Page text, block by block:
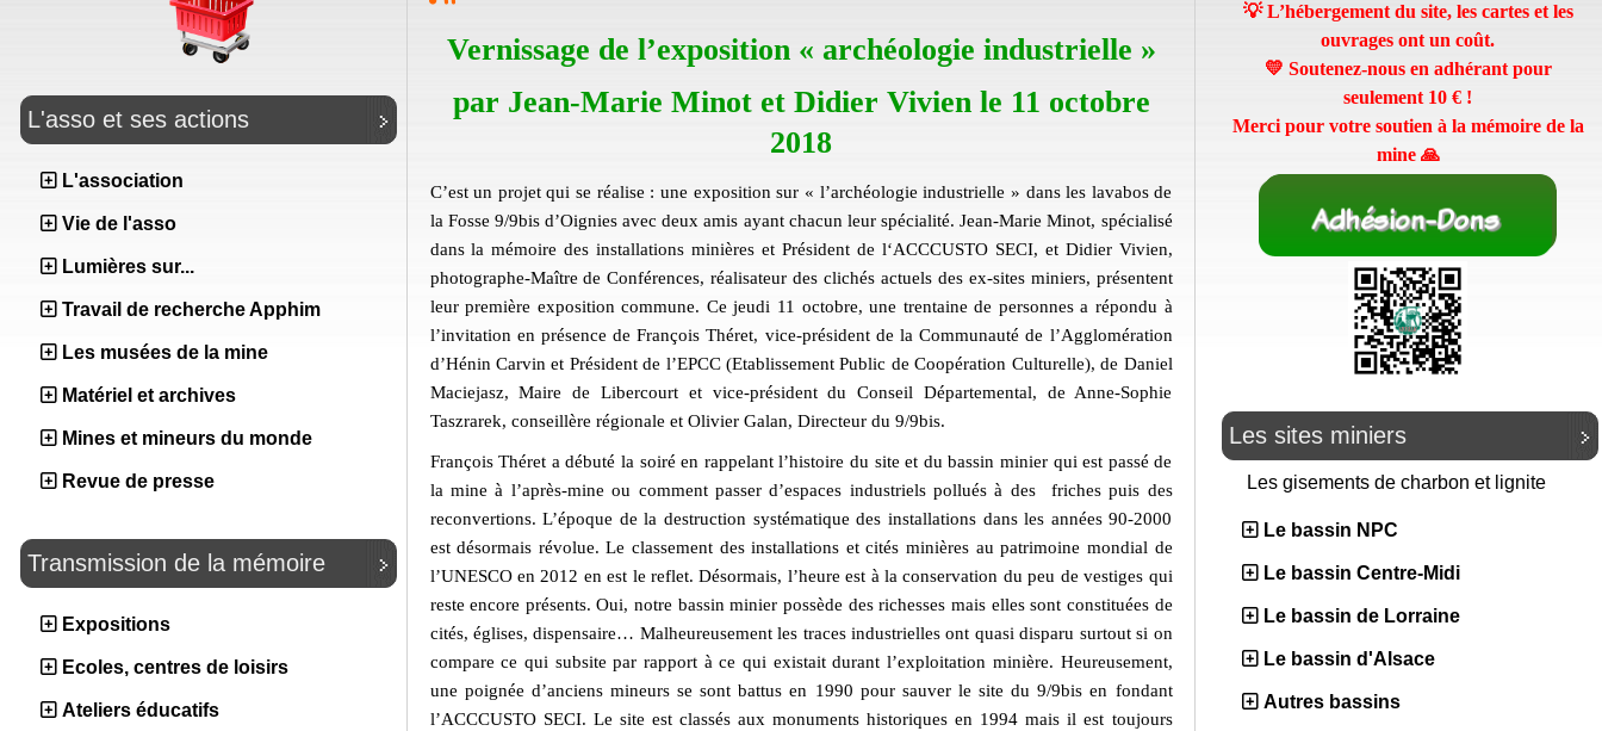
L'asso et ses actions
L'association
Vie de l'asso
Lumières sur...
Travail de recherche Apphim
Les musées de la mine
Matériel et archives
Mines et mineurs du monde
Revue de presse
Transmission de la mémoire
Expositions
Ecoles, centres de loisirs
Ateliers éducatifs
Vernissage de l’exposition « archéologie industrielle »
par Jean-Marie Minot et Didier Vivien le 11 octobre
2018
C’est un projet qui se réalise : une exposition sur « l’archéologie industrielle » dans les lavabos de
la Fosse 9/9bis d’Oignies avec deux amis ayant chacun leur spécialité. Jean-Marie Minot, spécialisé
dans la mémoire des installations minières et Président de l‘ACCCUSTO SECI, et Didier Vivien,
photographe-Maître de Conférences, réalisateur des clichés actuels des ex-sites miniers, présentent
leur première exposition commune. Ce jeudi 11 octobre, une trentaine de personnes a répondu à
l’invitation en présence de François Théret, vice-président de la Communauté de l’Agglomération
d’Hénin Carvin et Président de l’EPCC (Etablissement Public de Coopération Culturelle), de Daniel
Maciejasz, Maire de Libercourt et vice-président du Conseil Départemental, de Anne-Sophie
Taszrarek, conseillère régionale et Olivier Galan, Directeur du 9/9bis.
François Théret a débuté la soiré en rappelant l’histoire du site et du bassin minier qui est passé de
la mine à l’après-mine ou comment passer d’espaces industriels pollués à des friches puis des
reconvertions. L’époque de la destruction systématique des installations dans les années 90-2000
est désormais révolue. Le classement des installations et cités minières au patrimoine mondial de
l’UNESCO en 2012 en est le reflet. Désormais, l’heure est à la conservation du peu de vestiges qui
reste encore présents. Oui, notre bassin minier possède des richesses mais elles sont constituées de
cités, églises, dispensaire… Malheureusement les traces industrielles ont quasi disparu surtout si on
compare ce qui subsite par rapport à ce qui existait durant l’exploitation minière. Heureusement,
une poignée d’anciens mineurs se sont battus en 1990 pour sauver le site du 9/9bis en fondant
l’ACCCUSTO SECI. Le site est classés aux monuments historiques en 1994 mais il est toujours
💡 L’hébergement du site, les cartes et les
ouvrages ont un coût.
💛 Soutenez-nous en adhérant pour
seulement 10 € !
Merci pour votre soutien à la mémoire de la
mine 🙏
Les sites miniers
Les gisements de charbon et lignite
Le bassin NPC
Le bassin Centre-Midi
Le bassin de Lorraine
Le bassin d'Alsace
Autres bassins